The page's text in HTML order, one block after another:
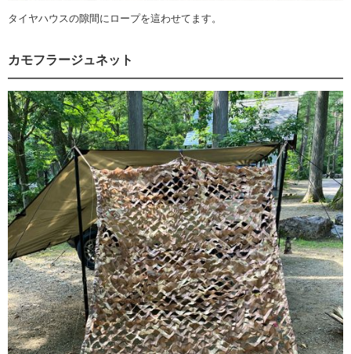
タイヤハウスの隙間にロープを這わせてます。
カモフラージュネット